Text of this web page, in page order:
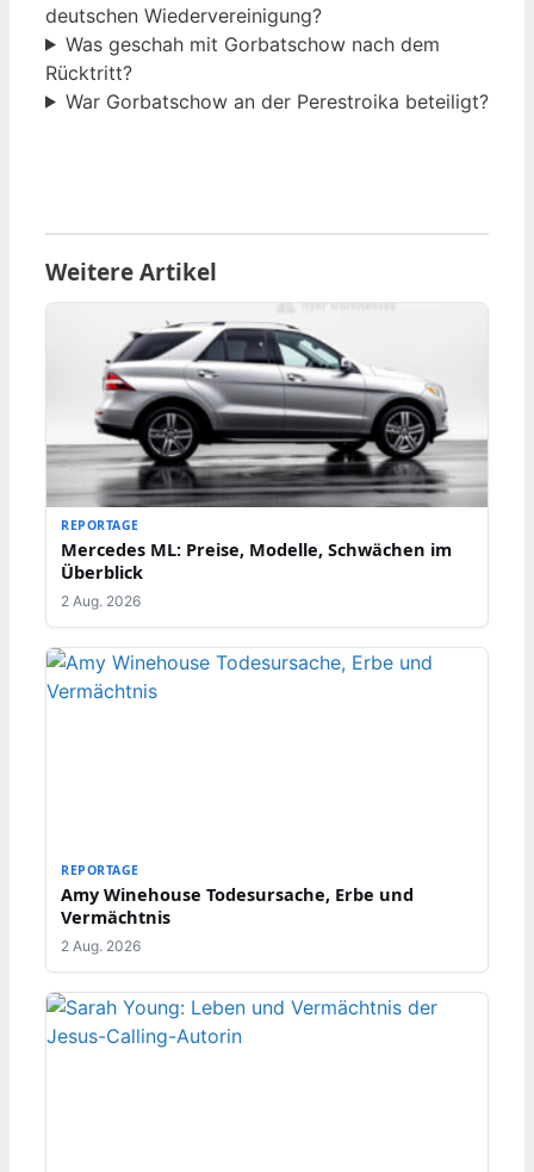
deutschen Wiedervereinigung?
Was geschah mit Gorbatschow nach dem
Rücktritt?
War Gorbatschow an der Perestroika beteiligt?
Weitere Artikel
REPORTAGE
Mercedes ML: Preise, Modelle, Schwächen im
Überblick
2 Aug. 2026
REPORTAGE
Amy Winehouse Todesursache, Erbe und
Vermächtnis
2 Aug. 2026